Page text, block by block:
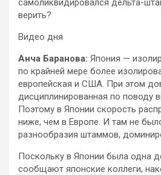
самоликвидировался дельта-
верить?
Видео дня
Анча Баранова: Япония —
по крайней мере более
европейская и США. При этом
дисциплинированная по поводу
Поэтому в Японии скорость
ниже, чем в Европе. И там не
разнообразия штаммов,
Поскольку в Японии была одна
сообщают японские коллеги,